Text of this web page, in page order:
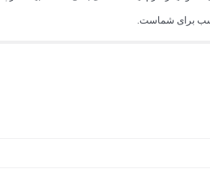
برای شماست.